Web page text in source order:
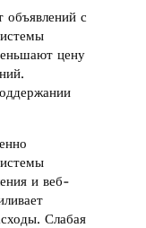
с
цену
и веб-
Слабая